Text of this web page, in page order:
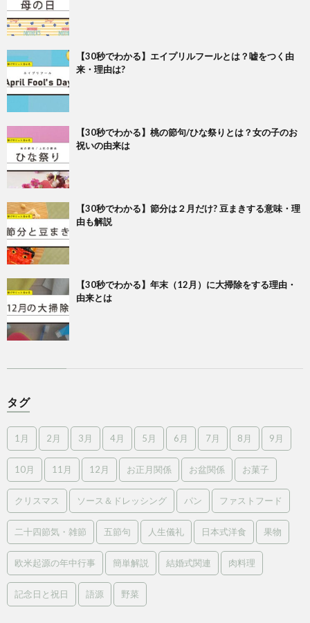
【30秒でわかる】エイプリルフールとは？嘘をつく由
来・理由は?
【30秒でわかる】桃の節句/ひな祭りとは？女の子のお
祝いの由来は
【30秒でわかる】節分は２月だけ? 豆まきする意味・理
由も解説
【30秒でわかる】年末（12月）に大掃除をする理由・
由来とは
タグ
1月 2月 3月 4月 5月 6月 7月 8月 9月
10月 11月 12月 お正月関係 お盆関係 お菓子
クリスマス ソース＆ドレッシング パン ファストフード
二十四節気・雑節 五節句 人生儀礼 日本式洋食 果物
欧米起源の年中行事 簡単解説 結婚式関連 肉料理
記念日と祝日 語源 野菜